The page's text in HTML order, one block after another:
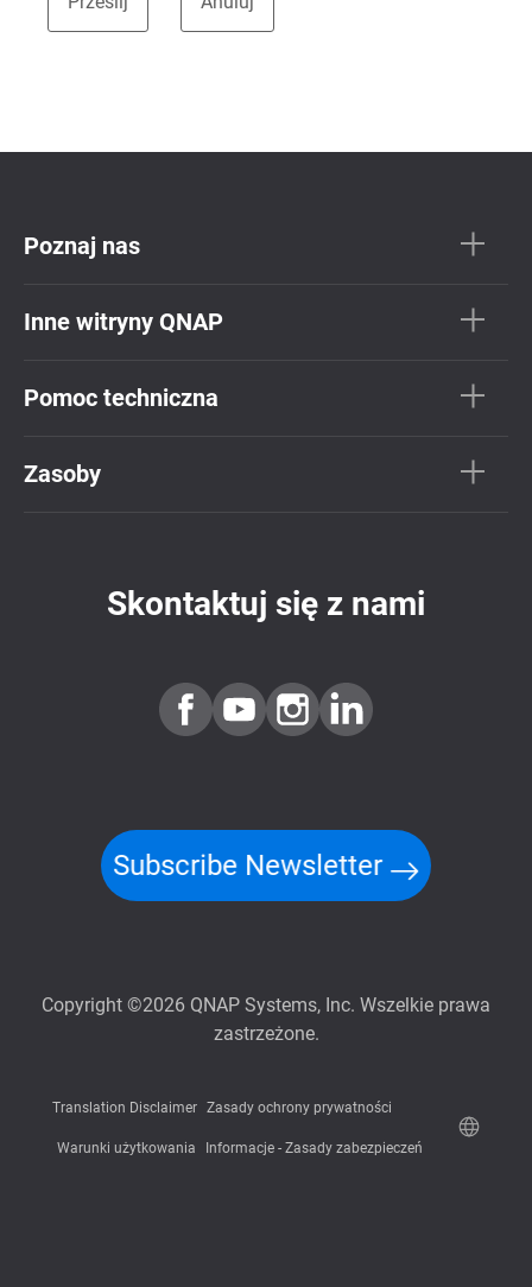
Poznaj nas
Inne witryny QNAP
Pomoc techniczna
Zasoby
Skontaktuj się z nami
Subscribe Newsletter
Copyright ©2026 QNAP Systems, Inc. Wszelkie prawa
zastrzeżone.
Translation Disclaimer Zasady ochrony prywatności
Warunki użytkowania Informacje - Zasady zabezpieczeń